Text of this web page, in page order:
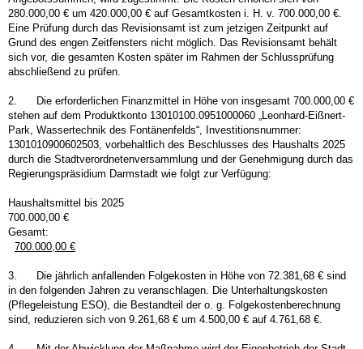
280.000,00 € um 420.000,00 € auf Gesamtkosten i. H. v. 700.000,00 €.
Eine Prüfung durch das Revisionsamt ist zum jetzigen Zeitpunkt auf
Grund des engen Zeitfensters nicht möglich. Das Revisionsamt behält
sich vor, die gesamten Kosten später im Rahmen der Schlussprüfung
abschließend zu prüfen.
2.
Die erforderlichen Finanzmittel in Höhe von insgesamt 700.000,00 €
stehen auf dem Produktkonto 13010100.0951000060 „Leonhard-Eißnert-
Park, Wassertechnik des Fontänenfelds“, Investitionsnummer:
1301010900602503, vorbehaltlich des Beschlusses des Haushalts 2025
durch die Stadtverordnetenversammlung und der Genehmigung durch das
Regierungspräsidium Darmstadt wie folgt zur Verfügung:
Haushaltsmittel bis 2025
700.000,00 €
Gesamt:
700.000,00 €
3.
Die jährlich anfallenden Folgekosten in Höhe von 72.381,68 € sind
in den folgenden Jahren zu veranschlagen. Die Unterhaltungskosten
(Pflegeleistung ESO), die Bestandteil der o. g. Folgekostenberechnung
sind, reduzieren sich von 9.261,68 € um 4.500,00 € auf 4.761,68 €.